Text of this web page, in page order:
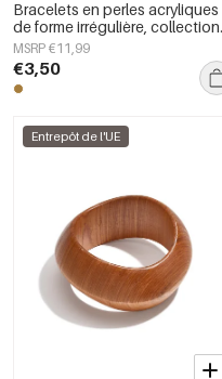
Bracelets en perles acryliques
de forme irrégulière, collection
Simple Daily Simple, bijoux pour
femmes
MSRP €11,99
€3,50
Entrepôt de l'UE